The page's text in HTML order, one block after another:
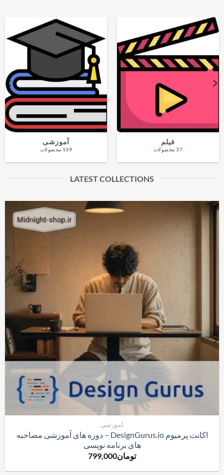
فیلم
37 محصولات
آموزشی
139 محصولات
LATEST COLLECTIONS
آموزشی
اکانت پرمیوم DesignGurus.io – دوره ‌های آموزشی مصاحبه
‌های برنامه نویسی
تومان799,000